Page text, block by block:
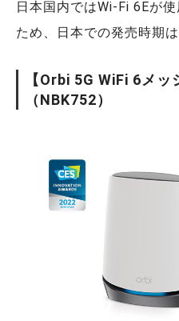
日本国内ではWi-Fi 6Eが
ため、日本での発売時期は
【Orbi 5G WiFi 6メッ
（NBK752）